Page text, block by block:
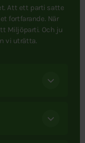
Att ett parti satte
fortfarande. När
Miljöparti. Och ju
vi uträtta.